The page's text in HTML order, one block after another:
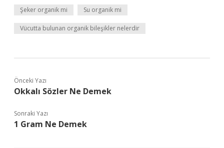
Şeker organik mi Su organik mi
Vücutta bulunan organik bileşikler nelerdir
Önceki Yazı
Okkalı Sözler Ne Demek
Sonraki Yazı
1 Gram Ne Demek